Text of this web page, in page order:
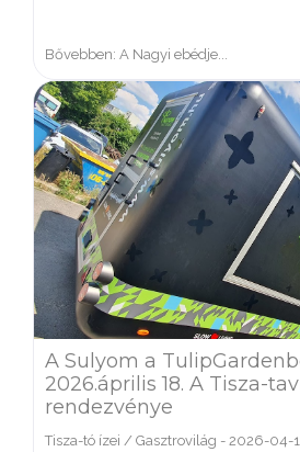
Bővebben: A Nagyi ebédje...
A Sulyom a
2026.április 18. A Tisza-
rendezvénye
Tisza-tó ízei / Gasztrovilág - 2026-04-